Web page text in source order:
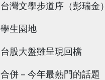
台灣文學步道序（彭瑞金）
學生園地
台股大盤雖呈現回檔
合併－今年最熱門的話題